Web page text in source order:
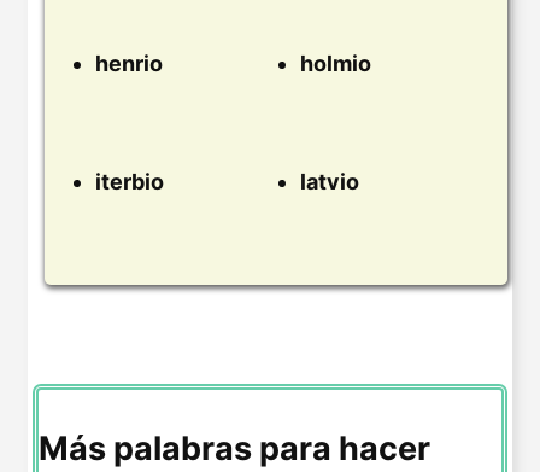
henrio holmio
iterbio latvio
Más palabras para hacer